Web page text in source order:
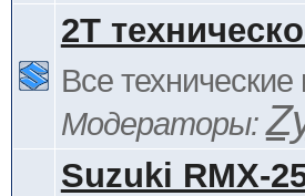
2Т
Все
Модераторы:
Suzuki RMX-